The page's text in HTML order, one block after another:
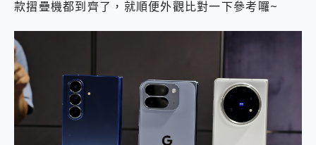
款摺疊機都到齊了，就順便外觀比對一下參考囉~